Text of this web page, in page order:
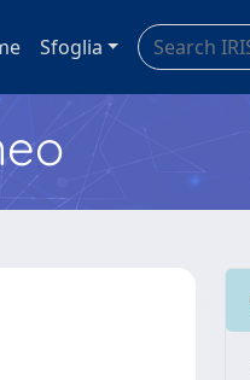
Sfoglia